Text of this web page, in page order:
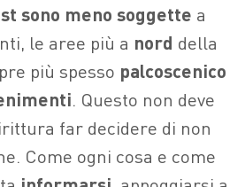
sono meno soggette a
le aree più a nord della
più spesso palcoscenico
. Questo non deve
far decidere di non
Come ogni cosa e come